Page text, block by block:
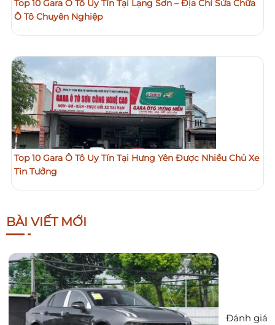
Top 10 Gara Ô Tô Uy Tín Tại Lạng Sơn – Địa Chỉ Sửa Chữa
Ô Tô Chuyên Nghiệp
Top 10 Gara Ô Tô Uy Tín Tại Hưng Yên Được Nhiều Chủ Xe
Tin Tưởng
BÀI VIẾT MỚI
Đánh giá